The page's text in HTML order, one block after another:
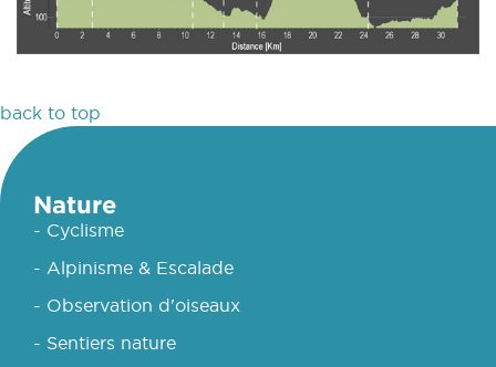
back to top
Nature
- Cyclisme
- Alpinisme & Escalade
- Observation d'oiseaux
- Sentiers nature